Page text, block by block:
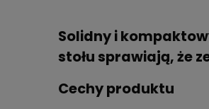
Solidny i
stołu sprawiają, że
Cechy produktu